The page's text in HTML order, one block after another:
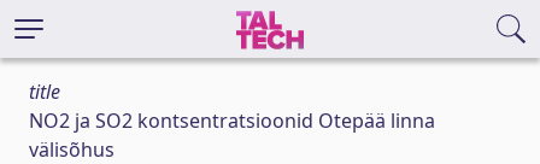
title
NO2 ja SO2 kontsentratsioonid Otepää linna
välisõhus